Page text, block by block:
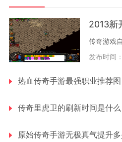
2013新
发布时间
热血传奇手游最强职业推荐图
传奇里虎卫的刷新时间是什么
原始传奇手游无极真气提升